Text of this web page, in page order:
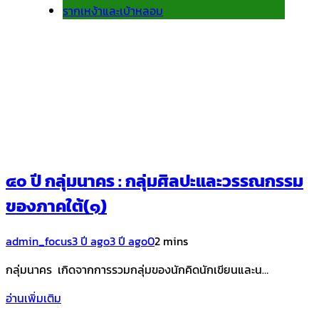
รากเหง้าและเบ้าหลอม
๔๐ ปี กลุ่มนาคร : กลุ่มศิลปะและวรรณกรรม
ของภาคใต้(๑)
admin_focus3 ปี ago3 ปี ago02 mins
กลุ่มนาคร เกิดจากการรวมกลุ่มของนักคิดนักเขียนและน…
อ่านเพิ่มเติม